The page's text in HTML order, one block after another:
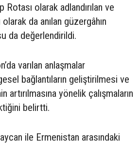
olarak adlandırılan ve
da anılan güzergâhın
da değerlendirildi.
varılan anlaşmalar
bağlantıların geliştirilmesi ve
artırılmasına yönelik çalışmaların
belirtti.
ile Ermenistan arasındaki